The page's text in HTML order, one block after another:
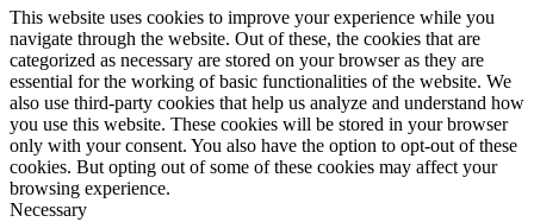
This website uses cookies to improve your experience while you
navigate through the website. Out of these, the cookies that are
categorized as necessary are stored on your browser as they are
essential for the working of basic functionalities of the website. We
also use third-party cookies that help us analyze and understand how
you use this website. These cookies will be stored in your browser
only with your consent. You also have the option to opt-out of these
cookies. But opting out of some of these cookies may affect your
browsing experience.
Necessary